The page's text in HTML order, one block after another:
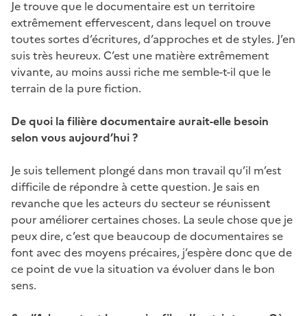
Je trouve que le documentaire est un territoire
extrêmement effervescent, dans lequel on trouve
toutes sortes d’écritures, d’approches et de styles. J’en
suis très heureux. C’est une matière extrêmement
vivante, au moins aussi riche me semble-t-il que le
terrain de la pure fiction.
De quoi la filière documentaire aurait-elle besoin
selon vous aujourd’hui ?
Je suis tellement plongé dans mon travail qu’il m’est
difficile de répondre à cette question. Je sais en
revanche que les acteurs du secteur se réunissent
pour améliorer certaines choses. La seule chose que je
peux dire, c’est que beaucoup de documentaires se
font avec des moyens précaires, j’espère donc que de
ce point de vue la situation va évoluer dans le bon
sens.